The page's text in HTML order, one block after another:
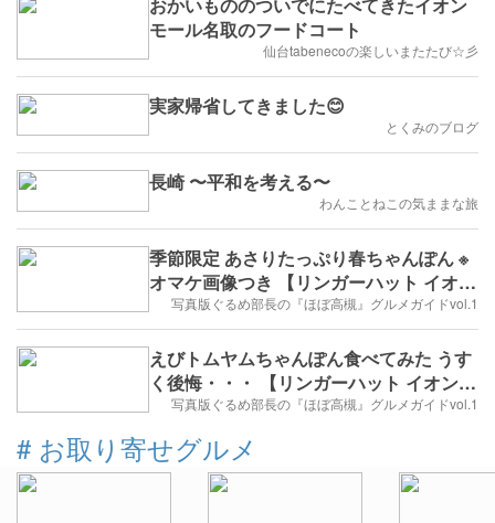
おかいもののついでにたべてきたイオン
モール名取のフードコート
仙台tabenecoの楽しいまたたび☆彡
実家帰省してきました😊
とくみのブログ
長崎 〜平和を考える〜
わんことねこの気ままな旅
季節限定 あさりたっぷり春ちゃんぽん ※
オマケ画像つき 【リンガーハット イオン
高槻店】
写真版ぐるめ部長の『ほぼ高槻』グルメガイドvol.1
えびトムヤムちゃんぽん食べてみた うす
く後悔・・・ 【リンガーハット イオン高
槻店】
写真版ぐるめ部長の『ほぼ高槻』グルメガイドvol.1
# お取り寄せグルメ